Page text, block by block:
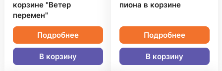
корзине "Ветер
перемен"
Подробнее
В корзину
пиона в корзине
Подробнее
В корзину